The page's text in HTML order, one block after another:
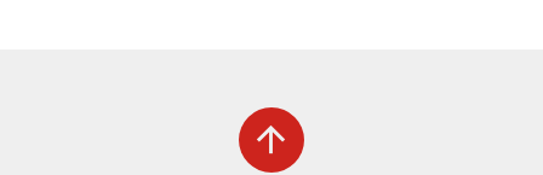
arrow_upward